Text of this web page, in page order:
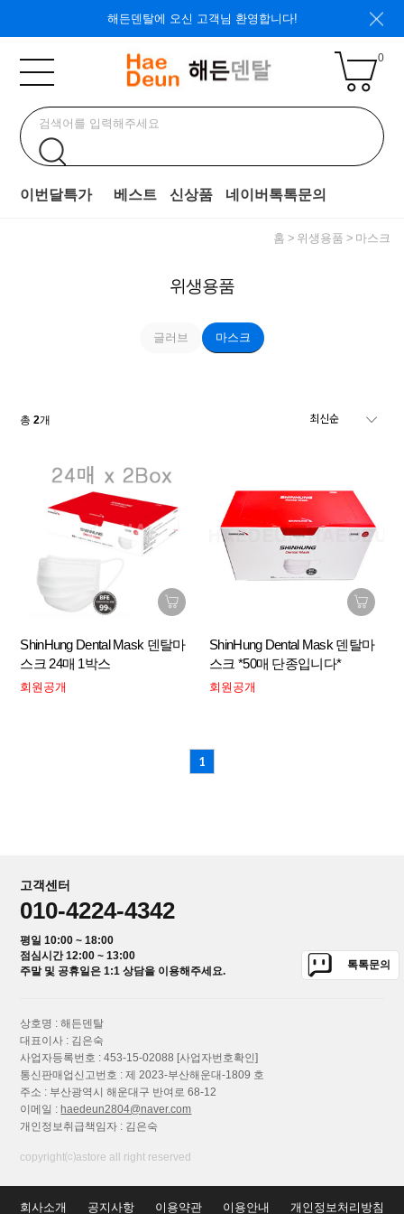
해든덴탈에 오신 고객님 환영합니다!
0
이번달특가 베스트 신상품 네이버톡톡문의
홈 위생용품 마스크
위생용품
글러브 마스크
총2개
ShinHung Dental Mask 덴탈마
스크 24매 1박스
회원공개
ShinHung Dental Mask 덴탈마
스크 *50매 단종입니다*
회원공개
1
고객센터
010-4224-4342
평일 10:00 ~ 18:00
점심시간 12:00 ~ 13:00
주말 및 공휴일은 1:1 상담을 이용해주세요.
톡톡문의
상호명 : 해든덴탈
대표이사 : 김은숙
사업자등록번호 : 453-15-02088 [사업자번호확인]
통신판매업신고번호 : 제 2023-부산해운대-1809 호
주소 : 부산광역시 해운대구 반여로 68-12
이메일 :haedeun2804@naver.com
개인정보취급책임자 : 김은숙
copyright⒞astore all right reserved
회사소개 공지사항 이용약관 이용안내 개인정보처리방침